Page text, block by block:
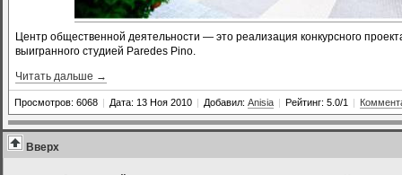
Центр общественной деятельности — это реализация конкурсного
выигранного студией Paredes Pino.
Читать дальше →
Просмотров: 6068 Дата: 13 Ноя 2010 Добавил: Anisia Рейтинг: 5.0/1
Вверх